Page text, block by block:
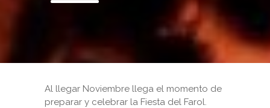
Al llegar Noviembre llega el momento de
preparar y celebrar la Fiesta del Farol.